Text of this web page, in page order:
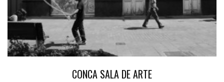
CONCA SALA DE ARTE